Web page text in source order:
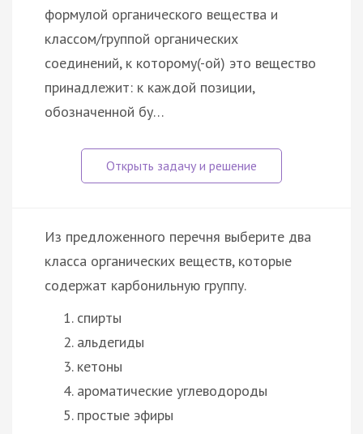
формулой органического вещества и
классом/группой органических
соединений, к которому(-ой) это вещество
принадлежит: к каждой позиции,
обозначенной бу…
Из предложенного перечня выберите два
класса органических веществ, которые
содержат карбонильную группу.
спирты
альдегиды
кетоны
ароматические углеводороды
простые эфиры